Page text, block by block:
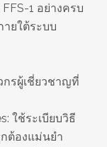
1 อย่างครบ
ยใต้ระบบ
กรผู้เชี่ยวชาญที่
ใช้ระเบียบวิธี
ต้องแม่นยำ